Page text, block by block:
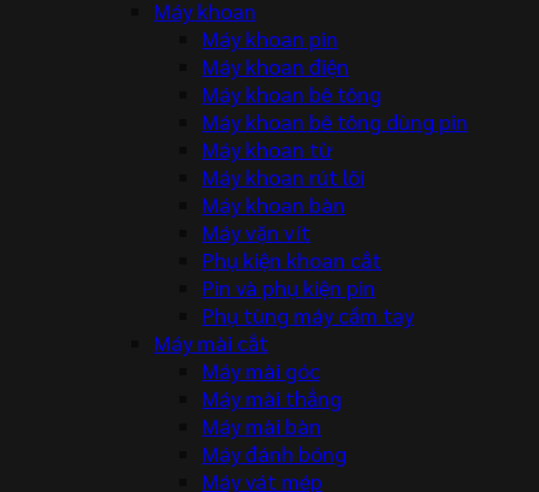
Máy khoan
Máy khoan pin
Máy khoan điện
Máy khoan bê tông
Máy khoan bê tông dùng pin
Máy khoan từ
Máy khoan rút lõi
Máy khoan bàn
Máy vặn vít
Phụ kiện khoan cắt
Pin và phụ kiện pin
Phụ tùng máy cầm tay
Máy mài cắt
Máy mài góc
Máy mài thẳng
Máy mài bàn
Máy đánh bóng
Máy vát mép